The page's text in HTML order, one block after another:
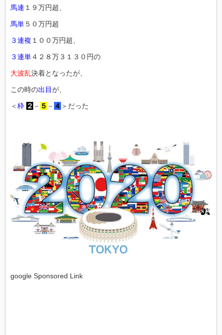
馬連 １９万円超、
馬単５０万円超
３連複 １００万円超、
３連単４２８万３１３０円の
大波乱決着となったが、
この時の出目が、
＜枠 ２ － ５ － ４ ＞だった
google Sponsored Link